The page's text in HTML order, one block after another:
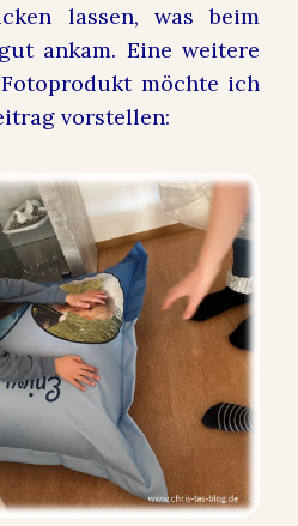
lassen, was beim
ankam. Eine weitere
möchte ich
vorstellen: